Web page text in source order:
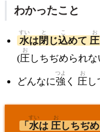
わかったこと
水
すい
は閉
と
じ込
こ
めて 圧
お
(圧
お
しちぢめられな
どんなに強
つよ
く 圧
お
「 水
すい
は 圧
お
しちぢ